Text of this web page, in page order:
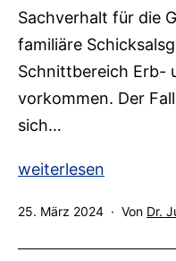
Sachverhalt für die
familiäre
Schnittbereich Erb-
vorkommen. Der
sich…
2
2
weiterlesen
Veröffentlicht
25. März 2024 Von Dr.